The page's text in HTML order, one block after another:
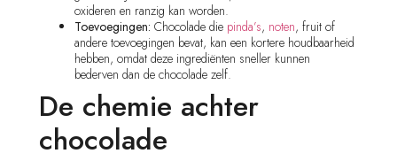
oxideren en ranzig kan worden.
Toevoegingen: Chocolade die pinda’s, noten, fruit of
andere toevoegingen bevat, kan een kortere houdbaarheid
hebben, omdat deze ingrediënten sneller kunnen
bederven dan de chocolade zelf.
De chemie achter
chocolade